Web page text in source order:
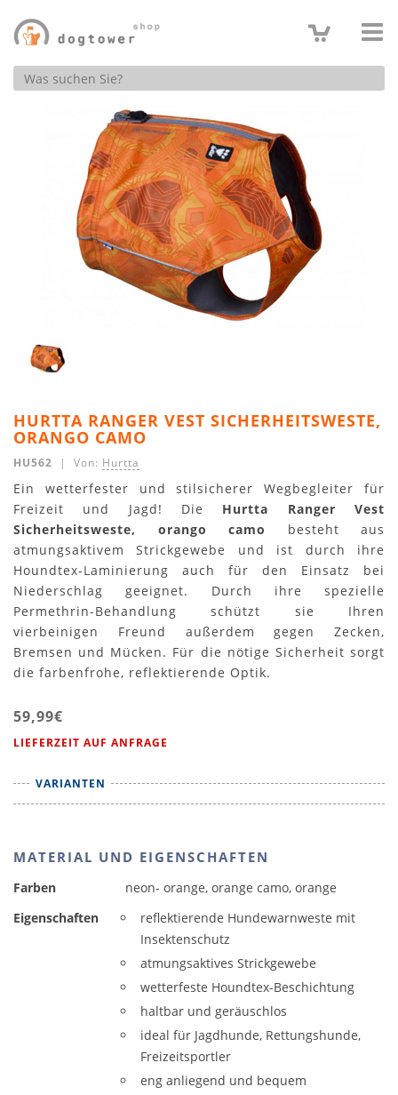
Produktsuche
HURTTA RANGER VEST SICHERHEITSWESTE,
ORANGO CAMO
HU562 | Von: Hurtta
Ein wetterfester und stilsicherer Wegbegleiter für
Freizeit und Jagd! Die Hurtta Ranger Vest
Sicherheitsweste, orango camo
besteht aus
atmungsaktivem Strickgewebe und ist durch ihre
Houndtex-Laminierung auch für den Einsatz bei
Niederschlag geeignet. Durch ihre spezielle
Permethrin-Behandlung schützt sie Ihren
vierbeinigen Freund außerdem gegen Zecken,
Bremsen und Mücken. Für die nötige Sicherheit sorgt
die farbenfrohe, reflektierende Optik.
59,99€
LIEFERZEIT AUF ANFRAGE
VARIANTEN
MATERIAL UND EIGENSCHAFTEN
Farben
neon- orange, orange camo, orange
Eigenschaften
reflektierende Hundewarnweste mit
Insektenschutz
atmungsaktives Strickgewebe
wetterfeste Houndtex-Beschichtung
haltbar und geräuschlos
ideal für Jagdhunde, Rettungshunde,
Freizeitsportler
eng anliegend und bequem